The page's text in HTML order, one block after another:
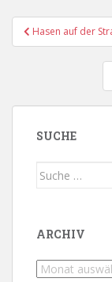
Hasen auf der
SUCHE
Suche
ARCHIV
Archiv